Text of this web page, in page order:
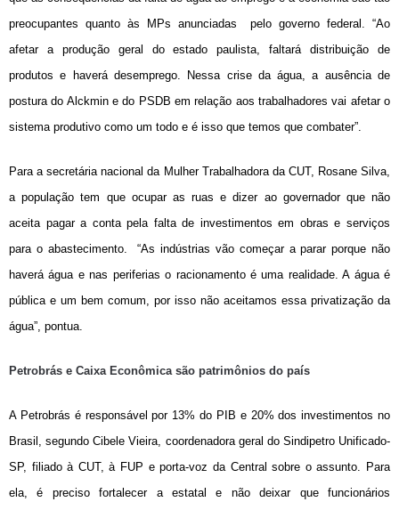
preocupantes quanto às MPs anunciadas pelo governo federal. “Ao
afetar a produção geral do estado paulista, faltará distribuição de
produtos e haverá desemprego. Nessa crise da água, a ausência de
postura do Alckmin e do PSDB em relação aos trabalhadores vai afetar o
sistema produtivo como um todo e é isso que temos que combater”.
Para a secretária nacional da Mulher Trabalhadora da CUT, Rosane Silva,
a população tem que ocupar as ruas e dizer ao governador que não
aceita pagar a conta pela falta de investimentos em obras e serviços
para o abastecimento. “As indústrias vão começar a parar porque não
haverá água e nas periferias o racionamento é uma realidade. A água é
pública e um bem comum, por isso não aceitamos essa privatização da
água”, pontua.
Petrobrás e Caixa Econômica são patrimônios do país
A Petrobrás é responsável por 13% do PIB e 20% dos investimentos no
Brasil, segundo Cibele Vieira, coordenadora geral do Sindipetro Unificado-
SP, filiado à CUT, à FUP e porta-voz da Central sobre o assunto. Para
ela, é preciso fortalecer a estatal e não deixar que funcionários